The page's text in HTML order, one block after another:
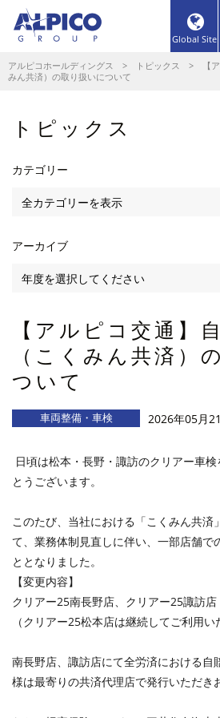
Global Site
アルピコホールディングス > トピックス > 【ア
みん共済）の取り扱いについて
トピックス
カテゴリー
アーカイブ
【アルピコ交通】
（こくみん共済）
ついて
車両整備・車検 2026年05月
日頃は松本・長野・諏訪のクリアー車
とうございます。
このたび、当社における「こくみん共済
て、業務体制見直しに伴い、一部店舗で
ととなりました。
【変更内容】
クリアー25南長野店、クリアー25諏訪
（クリアー25松本店は継続してご利用い
南長野店、諏訪店にて全労済における自
様は最寄りの共済代理店で発行いただき